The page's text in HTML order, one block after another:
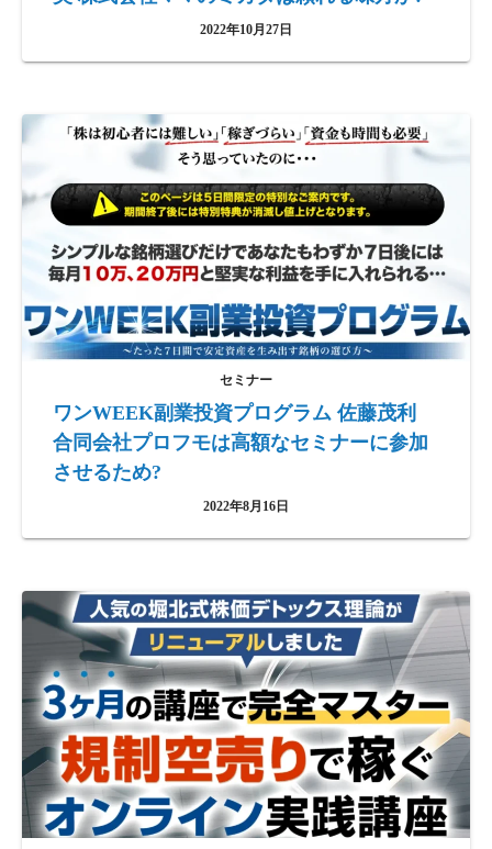
2022年10月27日
セミナー
ワンWEEK副業投資プログラム 佐藤茂利
合同会社プロフモは高額なセミナーに参加
させるため?
2022年8月16日